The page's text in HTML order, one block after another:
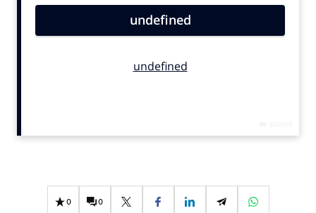
Carriere
Design
Diversiteit
Effectiviteit
0 0